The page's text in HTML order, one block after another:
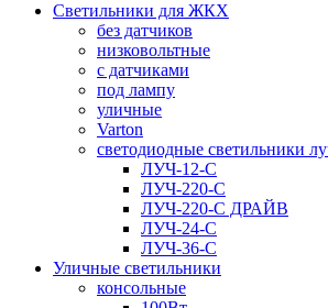
Светильники для ЖКХ
без датчиков
низковольтные
с датчиками
под лампу
уличные
Varton
светодиодные светильники
ЛУЧ-12-С
ЛУЧ-220-С
ЛУЧ-220-С ДРАЙВ
ЛУЧ-24-С
ЛУЧ-36-С
Уличные светильники
консольные